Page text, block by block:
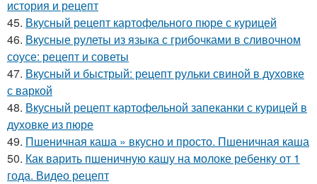
история и рецепт
45. Вкусный рецепт картофельного пюре с курицей
46. Вкусные рулеты из языка с грибочками в сливочном
соусе: рецепт и советы
47. Вкусный и быстрый: рецепт рульки свиной в духовке
с варкой
48. Вкусный рецепт картофельной запеканки с курицей в
духовке из пюре
49. Пшеничная каша » вкусно и просто. Пшеничная каша
50. Как варить пшеничную кашу на молоке ребенку от 1
года. Видео рецепт